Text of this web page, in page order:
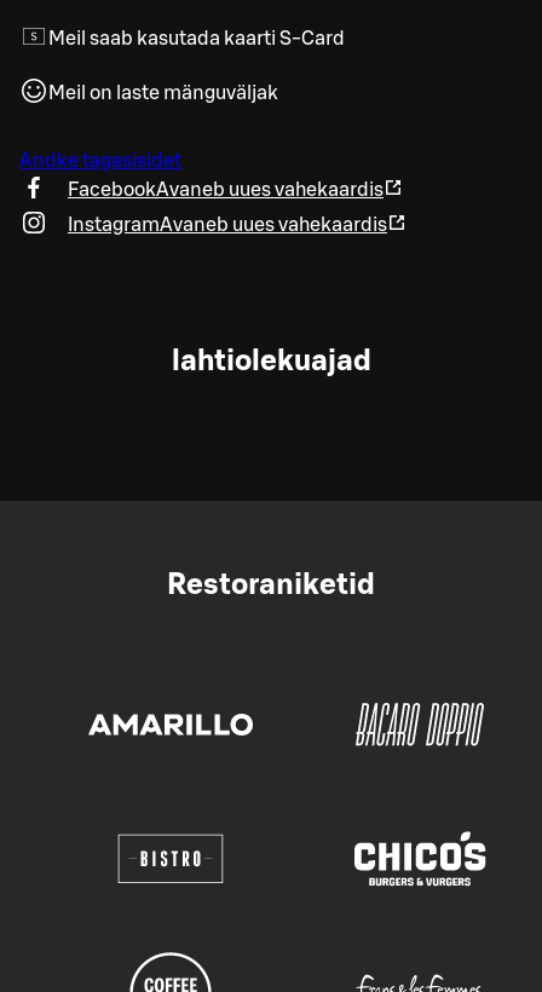
Meil saab kasutada kaarti S-Card
Meil on laste mänguväljak
Andke tagasisidet
FacebookAvaneb uues vahekaardis
InstagramAvaneb uues vahekaardis
lahtiolekuajad
Restoraniketid